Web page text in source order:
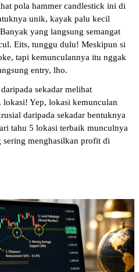
pola hammer candlestick ini di
unik, kayak palu kecil
yang langsung semangat
Eits, tunggu dulu! Meskipun si
tapi kemunculannya itu nggak
entry, lho.
lokasi! Yep, lokasi kemunculan
daripada sekadar bentuknya
tahu 5 lokasi terbaik munculnya
menghasilkan profit di